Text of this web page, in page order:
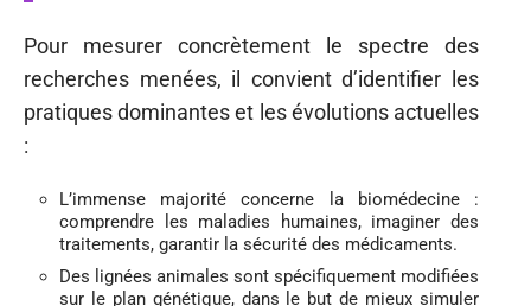
Pour mesurer concrètement le spectre des
recherches menées, il convient d’identifier les
pratiques dominantes et les évolutions actuelles
:
L’immense majorité concerne la biomédecine :
comprendre les maladies humaines, imaginer des
traitements, garantir la sécurité des médicaments.
Des lignées animales sont spécifiquement modifiées
sur le plan génétique, dans le but de mieux simuler